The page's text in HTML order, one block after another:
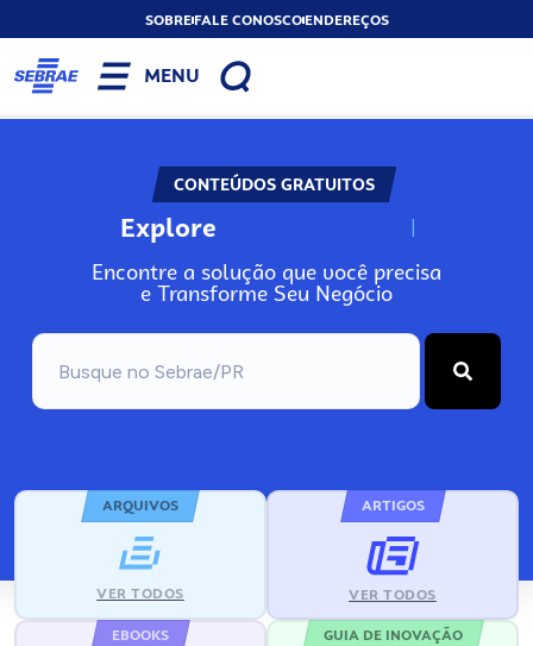
SOBREFALE CONOSCOENDEREÇOS
MENU
CONTEÚDOS GRATUITOS
Explore N
Encontre a solução que você precisa
e Transforme Seu Negócio
ARQUIVOS
VER TODOS
ARTIGOS
VER TODOS
EBOOKS GUIA DE INOVAÇÃO